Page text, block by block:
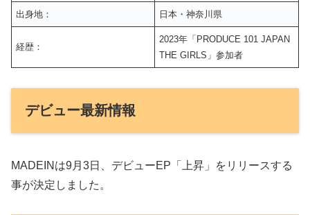
出身地： 日本・神奈川県
経歴：
2023年「PRODUCE 101 JAPAN
THE GIRLS」参加者
デビュー最新情報
MADEINは9月3日、デビューEP「上昇」をリリースする
事が決定しました。